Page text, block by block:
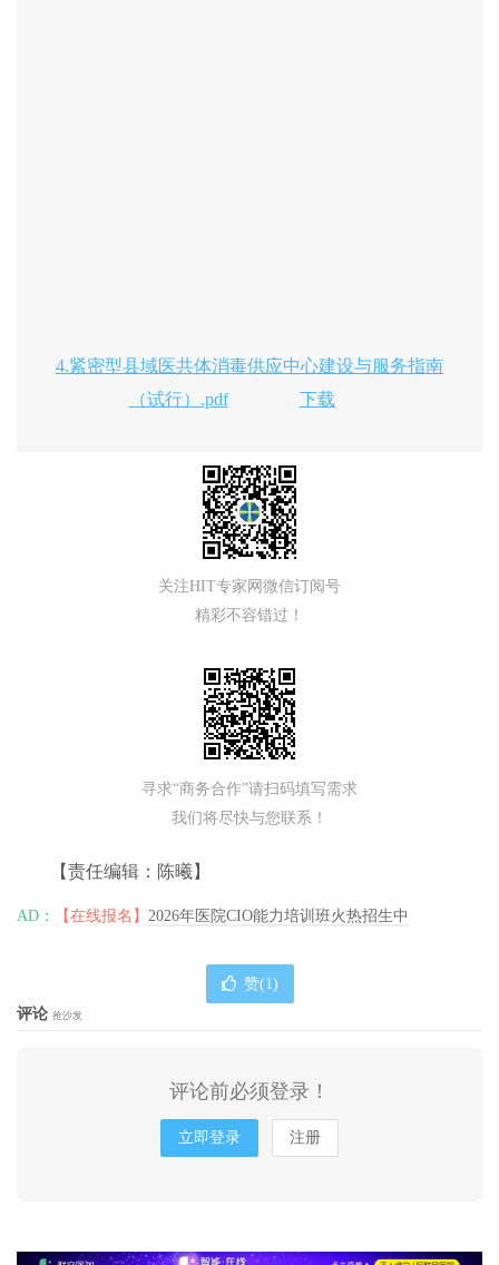
4.紧密型县域医共体消毒供应中心建设与服务指南
（试行）.pdf
下载
关注HIT专家网微信订阅号
精彩不容错过！
寻求“商务合作”请扫码填写需求
我们将尽快与您联系！
【责任编辑：陈曦】
AD： 【在线报名】 2026年医院CIO能力培训班火热招生中
赞(1)
评论 抢沙发
评论前必须登录！
立即登录 注册